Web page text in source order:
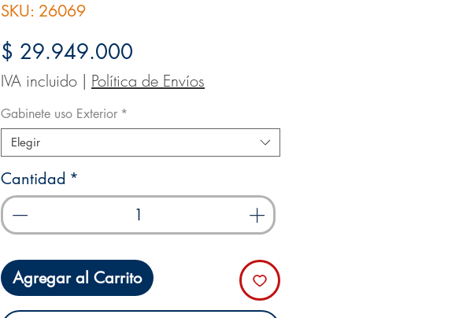
SKU: 26069
$ 29.949.000
IVA incluido | Política de Envíos
Gabinete uso Exterior *
Elegir
Cantidad *
Agregar al Carrito